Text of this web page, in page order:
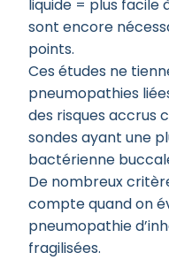
liquide = plus facile
sont encore
points.
Ces études ne
pneumopathies
des risques accrus
sondes ayant une
bactérienne
De nombreux
compte quand on
pneumopathie
fragilisées.